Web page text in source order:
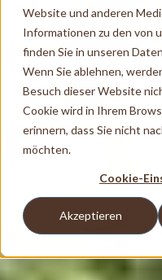
Website und anderen
Informationen zu den von
finden Sie in unseren
Wenn Sie ablehnen,
Besuch dieser Website
Cookie wird in Ihrem
erinnern, dass Sie nicht
möchten.
Cookie-
Akzeptieren